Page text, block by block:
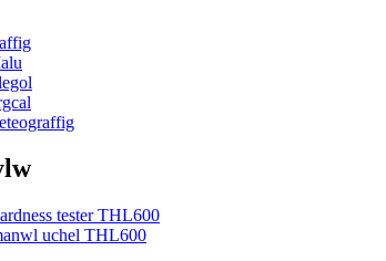
uchel THL600